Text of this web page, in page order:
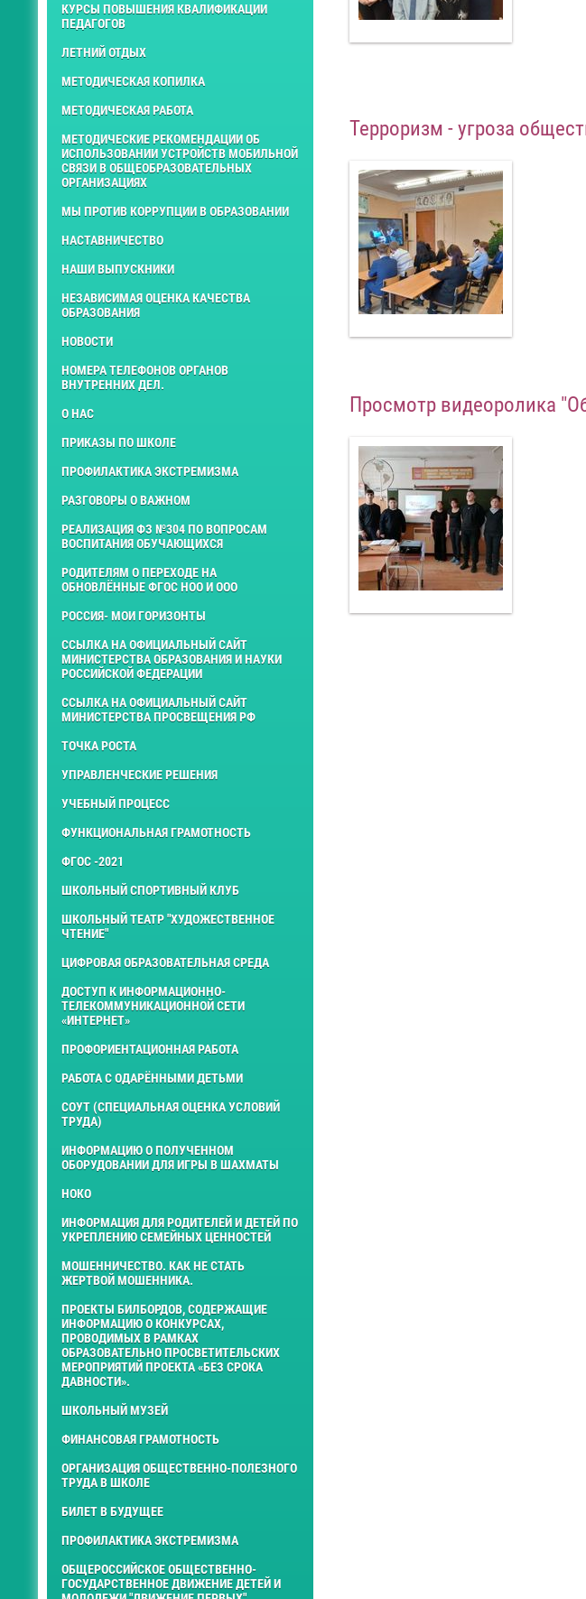
КУРСЫ ПОВЫШЕНИЯ КВАЛИФИКАЦИИ
ПЕДАГОГОВ
ЛЕТНИЙ ОТДЫХ
МЕТОДИЧЕСКАЯ КОПИЛКА
МЕТОДИЧЕСКАЯ РАБОТА
МЕТОДИЧЕСКИЕ РЕКОМЕНДАЦИИ ОБ
ИСПОЛЬЗОВАНИИ УСТРОЙСТВ МОБИЛЬНОЙ
СВЯЗИ В ОБЩЕОБРАЗОВАТЕЛЬНЫХ
ОРГАНИЗАЦИЯХ
МЫ ПРОТИВ КОРРУПЦИИ В ОБРАЗОВАНИИ
НАСТАВНИЧЕСТВО
НАШИ ВЫПУСКНИКИ
НЕЗАВИСИМАЯ ОЦЕНКА КАЧЕСТВА
ОБРАЗОВАНИЯ
НОВОСТИ
НОМЕРА ТЕЛЕФОНОВ ОРГАНОВ
ВНУТРЕННИХ ДЕЛ.
О НАС
ПРИКАЗЫ ПО ШКОЛЕ
ПРОФИЛАКТИКА ЭКСТРЕМИЗМА
РАЗГОВОРЫ О ВАЖНОМ
РЕАЛИЗАЦИЯ ФЗ №304 ПО ВОПРОСАМ
ВОСПИТАНИЯ ОБУЧАЮЩИХСЯ
РОДИТЕЛЯМ О ПЕРЕХОДЕ НА
ОБНОВЛЁННЫЕ ФГОС НОО И ООО
РОССИЯ- МОИ ГОРИЗОНТЫ
ССЫЛКА НА ОФИЦИАЛЬНЫЙ САЙТ
МИНИСТЕРСТВА ОБРАЗОВАНИЯ И НАУКИ
РОССИЙСКОЙ ФЕДЕРАЦИИ
ССЫЛКА НА ОФИЦИАЛЬНЫЙ САЙТ
МИНИСТЕРСТВА ПРОСВЕЩЕНИЯ РФ
ТОЧКА РОСТА
УПРАВЛЕНЧЕСКИЕ РЕШЕНИЯ
УЧЕБНЫЙ ПРОЦЕСС
ФУНКЦИОНАЛЬНАЯ ГРАМОТНОСТЬ
ФГОС -2021
ШКОЛЬНЫЙ СПОРТИВНЫЙ КЛУБ
ШКОЛЬНЫЙ ТЕАТР "ХУДОЖЕСТВЕННОЕ
ЧТЕНИЕ"
ЦИФРОВАЯ ОБРАЗОВАТЕЛЬНАЯ СРЕДА
ДОСТУП К ИНФОРМАЦИОННО-
ТЕЛЕКОММУНИКАЦИОННОЙ СЕТИ
«ИНТЕРНЕТ»
ПРОФОРИЕНТАЦИОННАЯ РАБОТА
РАБОТА С ОДАРЁННЫМИ ДЕТЬМИ
СОУТ (СПЕЦИАЛЬНАЯ ОЦЕНКА УСЛОВИЙ
ТРУДА)
ИНФОРМАЦИЮ О ПОЛУЧЕННОМ
ОБОРУДОВАНИИ ДЛЯ ИГРЫ В ШАХМАТЫ
НОКО
ИНФОРМАЦИЯ ДЛЯ РОДИТЕЛЕЙ И ДЕТЕЙ ПО
УКРЕПЛЕНИЮ СЕМЕЙНЫХ ЦЕННОСТЕЙ
МОШЕННИЧЕСТВО. КАК НЕ СТАТЬ
ЖЕРТВОЙ МОШЕННИКА.
ПРОЕКТЫ БИЛБОРДОВ, СОДЕРЖАЩИЕ
ИНФОРМАЦИЮ О КОНКУРСАХ,
ПРОВОДИМЫХ В РАМКАХ
ОБРАЗОВАТЕЛЬНО ПРОСВЕТИТЕЛЬСКИХ
МЕРОПРИЯТИЙ ПРОЕКТА «БЕЗ СРОКА
ДАВНОСТИ».
ШКОЛЬНЫЙ МУЗЕЙ
ФИНАНСОВАЯ ГРАМОТНОСТЬ
ОРГАНИЗАЦИЯ ОБЩЕСТВЕННО-ПОЛЕЗНОГО
ТРУДА В ШКОЛЕ
БИЛЕТ В БУДУЩЕЕ
ПРОФИЛАКТИКА ЭКСТРЕМИЗМА
ОБЩЕРОССИЙСКОЕ ОБЩЕСТВЕННО-
ГОСУДАРСТВЕННОЕ ДВИЖЕНИЕ ДЕТЕЙ И
Терроризм - угроза
Просмотр видеоролика